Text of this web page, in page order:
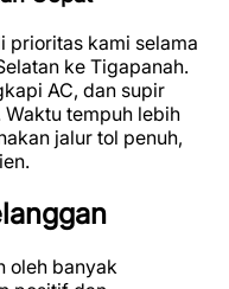
prioritas kami selama
ke Tigapanah.
AC, dan supir
tempuh lebih
jalur tol penuh,
oleh banyak